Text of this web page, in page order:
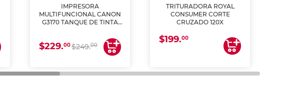
IMPRESORA
MULTIFUNCIONAL CANON
G3170 TANQUE DE TINTA
$229.00$249.00
TRITURADORA ROYAL
CONSUMER CORTE
CRUZADO 120X
$199.00